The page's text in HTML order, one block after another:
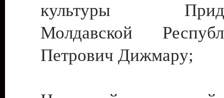
культуры
Молдавской
Петрович Дижмару;